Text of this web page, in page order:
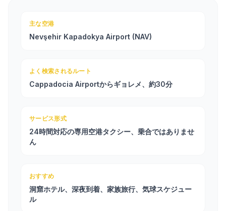
主な空港
Nevşehir Kapadokya Airport (NAV)
よく検索されるルート
Cappadocia Airportからギョレメ、約30分
サービス形式
24時間対応の専用空港タクシー、乗合ではありませ
ん
おすすめ
洞窟ホテル、深夜到着、家族旅行、気球スケジュー
ル